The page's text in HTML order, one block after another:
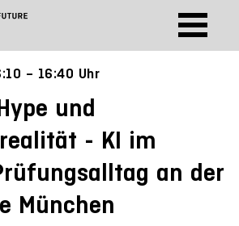
– 16:40 Uhr
und
- KI im
an der
München